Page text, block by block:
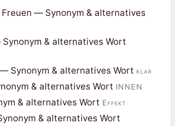
Freuen — Synonym & alternatives
& alternatives Wort
Synonym & alternatives Wort klar
& alternatives Wort INNEN
& alternatives Wort Effekt
& alternatives Wort